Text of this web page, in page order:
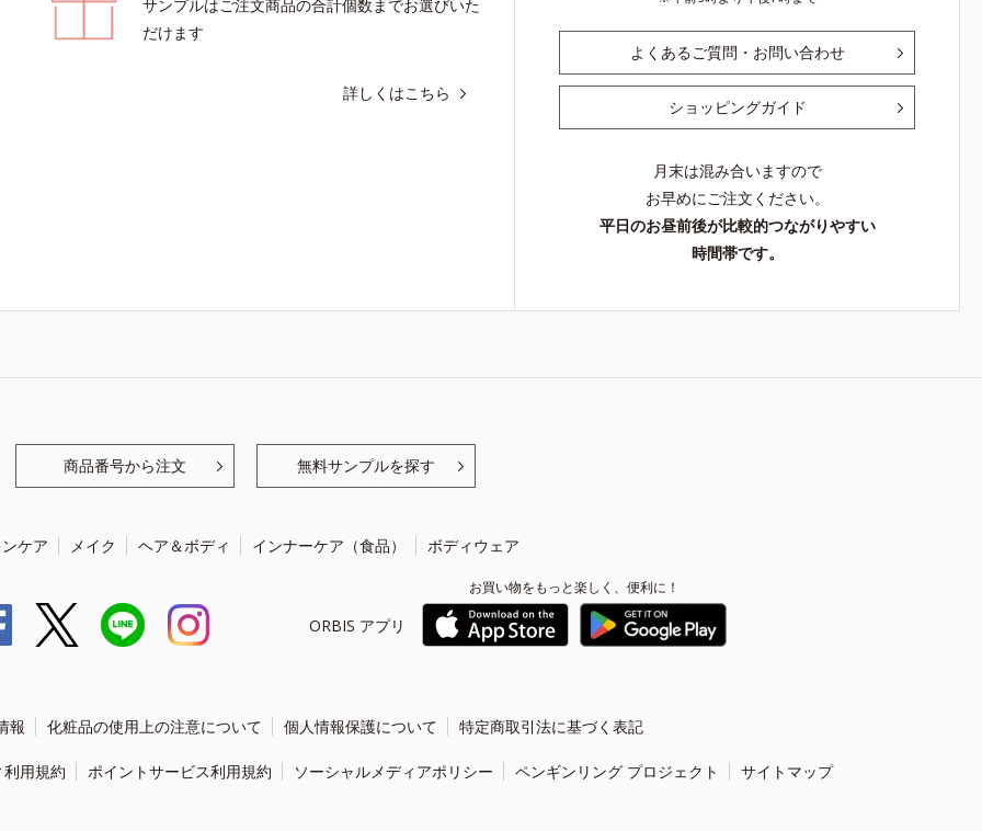
サンプルはご注文商品の合計個数までお選びいた
だけます
詳しくはこちら
よくあるご質問・お問い合わせ
ショッピングガイド
月末は混み合いますので
お早めにご注文ください。
平日のお昼前後が比較的つながりやすい
時間帯です。
商品番号から注文 無料サンプルを探す
ケア メイク ヘア＆ボディ インナーケア（食品） ボディウェア
ORBIS アプリ
お買い物をもっと楽しく、便利に！
報 化粧品の使用上の注意について 個人情報保護について 特定商取引法に基づく表記
用規約 ポイントサービス利用規約 ソーシャルメディアポリシー ペンギンリング プロジェクト サイトマップ